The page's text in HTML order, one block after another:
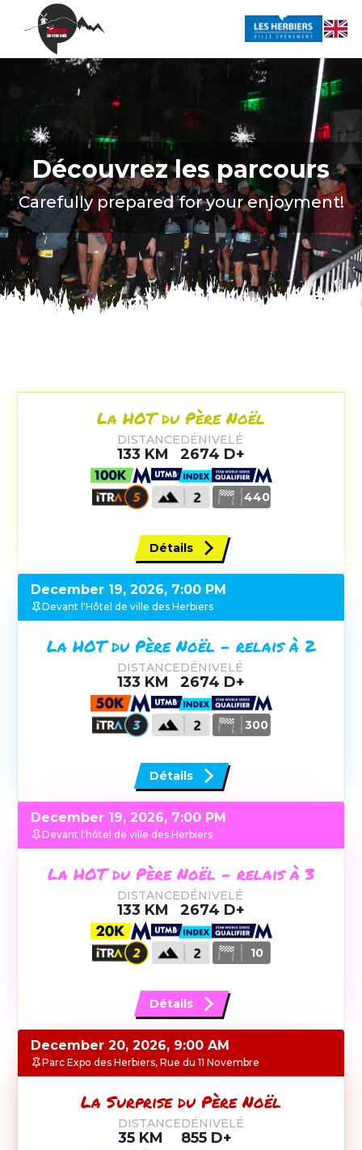
Découvrez les parcours
Carefully prepared for your enjoyment!
La HOT du Père Noël
DISTANCE
133 KM
DÉNIVELÉ
2674 D+
440
Détails
December 19, 2026, 7:00 PM
Devant l'Hôtel de ville des Herbiers
La HOT du Père Noël - relais à 2
DISTANCE
133 KM
DÉNIVELÉ
2674 D+
300
Détails
December 19, 2026, 7:00 PM
Devant l'hôtel de ville des Herbiers
La HOT du Père Noël - relais à 3
DISTANCE
133 KM
DÉNIVELÉ
2674 D+
10
Détails
December 20, 2026, 9:00 AM
Parc Expo des Herbiers, Rue du 11 Novembre
La Surprise du Père Noël
DISTANCE
35 KM
DÉNIVELÉ
855 D+